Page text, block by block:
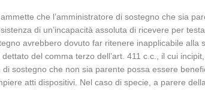
che l’amministratore di sostegno che sia
di un’incapacità assoluta di ricevere per
avrebbero dovuto far ritenere inapplicabile
del comma terzo dell’art. 411 c.c., il cui
sostegno che non sia parente possa essere
atti dispositivi. Nel caso di specie, a parere